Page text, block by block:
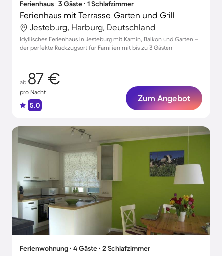
Ferienhaus ∙ 3 Gäste ∙ 1 Schlafzimmer
Ferienhaus mit Terrasse, Garten und Grill
Jesteburg, Harburg, Deutschland
Idyllisches Ferienhaus in Jesteburg mit Kamin, Balkon und Garten –
der perfekte Rückzugsort für Familien mit bis zu 3 Gästen
ab 87 €
pro Nacht
5.0
Zum Angebot
Ferienwohnung ∙ 4 Gäste ∙ 2 Schlafzimmer